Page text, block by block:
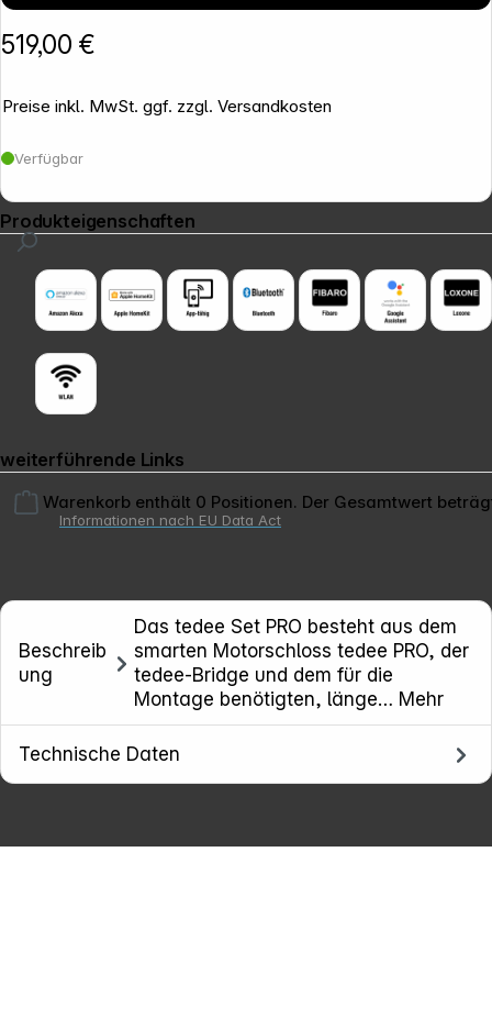
Warenkorb enthält 0 Positionen. Der Gesamtwert
519,00 €
Preise inkl. MwSt. ggf. zzgl. Versandkosten
Verfügbar
Produkteigenschaften
weiterführende Links
Informationen nach EU Data Act
Beschreib
ung
Das tedee Set PRO besteht aus dem
smarten Motorschloss tedee PRO, der
tedee-Bridge und dem für die
Montage benötigten, länge… Mehr
Technische Daten
Copyright © 2026Smartlock- Alle Rechte vorbehalten.